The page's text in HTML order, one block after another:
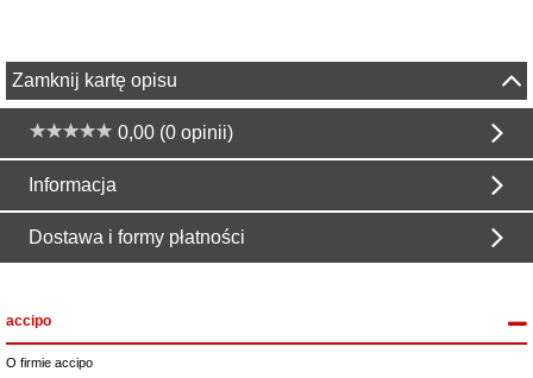
Zamknij kartę opisu
0,00 (0 opinii)
Informacja
Dostawa i formy płatności
accipo
O firmie accipo